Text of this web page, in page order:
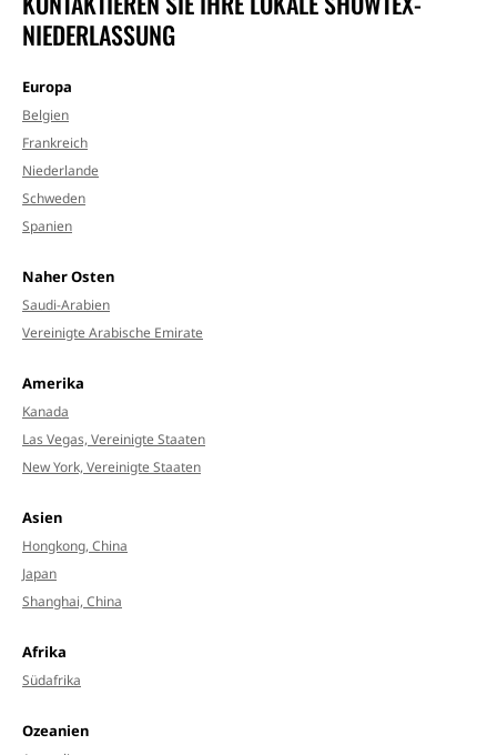
NIEDERLASSUNG
Europa
Belgien
Frankreich
Niederlande
Schweden
Spanien
Naher Osten
Saudi-Arabien
Vereinigte Arabische Emirate
Amerika
Kanada
Las Vegas, Vereinigte Staaten
New York, Vereinigte Staaten
Asien
Hongkong, China
Japan
Shanghai, China
Afrika
Südafrika
Ozeanien